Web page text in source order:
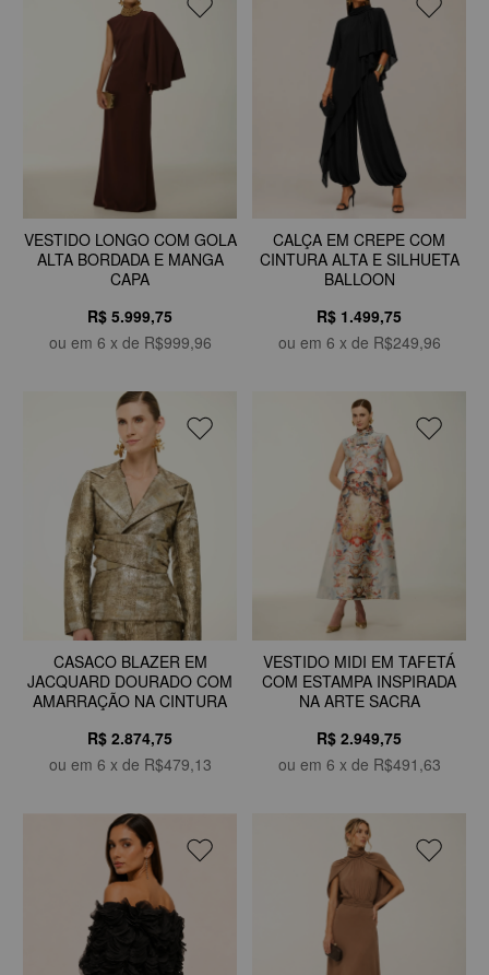
VESTIDO LONGO COM GOLA
ALTA BORDADA E MANGA
CAPA
R$ 5.999,75
ou em 6 x de R$999,96
CALÇA EM CREPE COM
CINTURA ALTA E SILHUETA
BALLOON
R$ 1.499,75
ou em 6 x de R$249,96
CASACO BLAZER EM
JACQUARD DOURADO COM
AMARRAÇÃO NA CINTURA
R$ 2.874,75
ou em 6 x de R$479,13
VESTIDO MIDI EM TAFETÁ
COM ESTAMPA INSPIRADA
NA ARTE SACRA
R$ 2.949,75
ou em 6 x de R$491,63